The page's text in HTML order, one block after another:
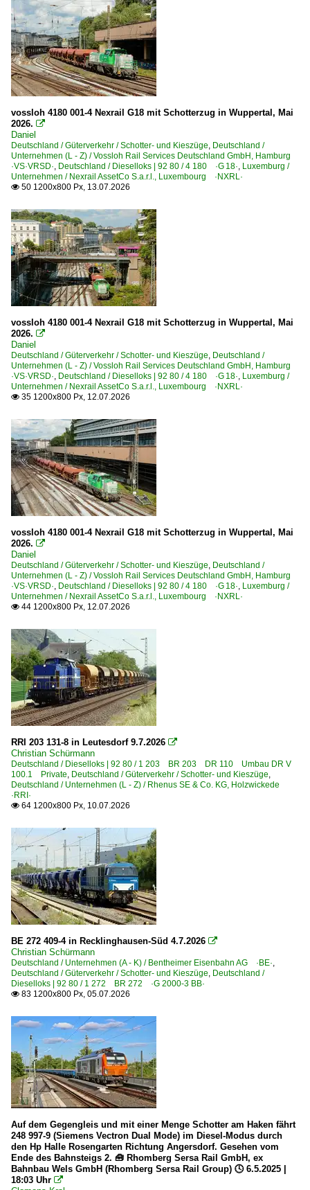
6 151 BR 151 Private
6 155 BR 155 DR 250 'Energiecontainer'
6 155 BR 155 DR 250 'Energiecontainer' Private
E-Loks | Sonstige und Schmalspur
Bahnprojekt Stuttgart - Ulm
Bauzugeinsätze
Güterverkehr
Güterverladung und -Transport
Güterzüge (sonstige)
Übergabefahrten, Sonderzüge
Güterverkehr (Gbf, Rbf, Ubf)
Gbf Aachen West
Güterwagen
6 | Gattung F | Offener Güterwagen in Sonderbauart
Hafenbahnen
Binnenhafen Anklam GmbH
Sonstiges
Stimmungsbilder
~ Sonstiges
Strecken | KBS 100-199
100 (Berlin–) Hagenow – Büchen – Hamburg
123 Hannover – Bad Fallingbostel – Buchholz
Strecken | KBS 200-299
201 'west' (Berlin–) Griebnitzsee – Potsdam –
207 'südwest' (Berlin–) Wiesenburg – Roßlau (–Dessau)
208 'süd' Berlin – Zossen – Elsterwerda ·Dresdner Bahn·
219 Halle – Delitzsch – Eilenburg (–Cottbus/Guben)
250 Dessau – Bitterfeld – Leipzig
Strecken | KBS 300-399
315 Magdeburg – Halberstadt – Thale
330 Halle – Aschersleben – Halberstadt – Heudeber-
334 Dessau – Köthen – Aschersleben
340 Magdeburg – Köthen – Halle (–Leipzig)
350 Hannover – Kreiensen – Göttingen (–Kassel)
375 (Minden–) Löhne – Osnabrück – Rheine – Bad
385 (Wanne-Eickel–) Münster – Bremen (–Hamburg)
Strecken | KBS 400-499
470 Köln – Bonn – Remagen – Koblenz ·linke
480 Köln – Düren – Aachen Hbf
485 Aachen – Mönchengladbach – Düsseldorf –
Strecken | KBS 500-599
501.5 Leipzig Bayerischer Bf – Altenburg – Werdau
520 (Elsterwerda–) Riesa – Döbeln – Chemnitz
580 Halle – Naumburg – Erfurt – Bebra ·Thüringer
590 Halle – Nordhausen – Eichenberg (–Kassel) ·Halle-
vossloh 4180 001-4 Nexrail G18 mit Schotterzug in Wuppertal, Mai
2026. 
Daniel
Deutschland / Güterverkehr / Schotter- und Kieszüge, Deutschland /
Unternehmen (L - Z) / Vossloh Rail Services Deutschland GmbH, Hamburg
·VS·VRSD·, Deutschland / Dieselloks | 92 80 / 4 180 ·G 18·, Luxemburg /
Unternehmen / Nexrail AssetCo S.a.r.l., Luxembourg ·NXRL·
 50 1200x800 Px, 13.07.2026
vossloh 4180 001-4 Nexrail G18 mit Schotterzug in Wuppertal, Mai
2026. 
Daniel
Deutschland / Güterverkehr / Schotter- und Kieszüge, Deutschland /
Unternehmen (L - Z) / Vossloh Rail Services Deutschland GmbH, Hamburg
·VS·VRSD·, Deutschland / Dieselloks | 92 80 / 4 180 ·G 18·, Luxemburg /
Unternehmen / Nexrail AssetCo S.a.r.l., Luxembourg ·NXRL·
 35 1200x800 Px, 12.07.2026
vossloh 4180 001-4 Nexrail G18 mit Schotterzug in Wuppertal, Mai
2026. 
Daniel
Deutschland / Güterverkehr / Schotter- und Kieszüge, Deutschland /
Unternehmen (L - Z) / Vossloh Rail Services Deutschland GmbH, Hamburg
·VS·VRSD·, Deutschland / Dieselloks | 92 80 / 4 180 ·G 18·, Luxemburg /
Unternehmen / Nexrail AssetCo S.a.r.l., Luxembourg ·NXRL·
 44 1200x800 Px, 12.07.2026
RRI 203 131-8 in Leutesdorf 9.7.2026 
Christian Schürmann
Deutschland / Dieselloks | 92 80 / 1 203 BR 203 DR 110 Umbau DR V
100.1 Private, Deutschland / Güterverkehr / Schotter- und Kieszüge,
Deutschland / Unternehmen (L - Z) / Rhenus SE & Co. KG, Holzwickede
·RRI·
 64 1200x800 Px, 10.07.2026
BE 272 409-4 in Recklinghausen-Süd 4.7.2026 
Christian Schürmann
Deutschland / Unternehmen (A - K) / Bentheimer Eisenbahn AG ·BE·,
Deutschland / Güterverkehr / Schotter- und Kieszüge, Deutschland /
Dieselloks | 92 80 / 1 272 BR 272 ·G 2000-3 BB·
 83 1200x800 Px, 05.07.2026
Auf dem Gegengleis und mit einer Menge Schotter am Haken fährt
248 997-9 (Siemens Vectron Dual Mode) im Diesel-Modus durch
den Hp Halle Rosengarten Richtung Angersdorf. Gesehen vom
Ende des Bahnsteigs 2. 🧰 Rhomberg Sersa Rail GmbH, ex
Bahnbau Wels GmbH (Rhomberg Sersa Rail Group) 🕓 6.5.2025 |
18:03 Uhr 